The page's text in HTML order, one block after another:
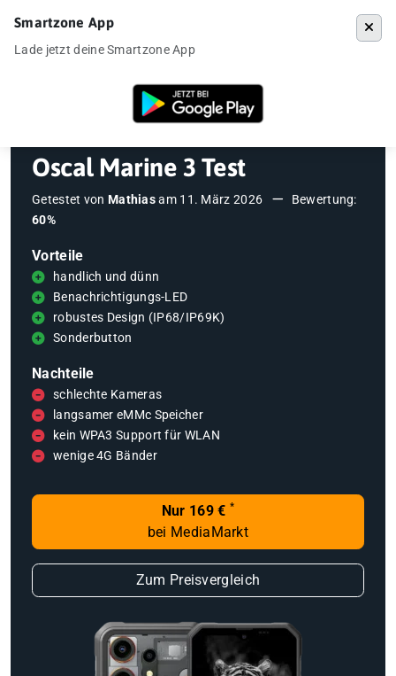
Testberichte Oscal Marine 3 Test
Oscal Marine 3 Test
Getestet von Mathiasam 11. März 2026
Bewertung:
60%
Vorteile
handlich und dünn
Benachrichtigungs-LED
robustes Design (IP68/IP69K)
Sonderbutton
Nachteile
schlechte Kameras
langsamer eMMc Speicher
kein WPA3 Support für WLAN
wenige 4G Bänder
Nur 169 € *
bei MediaMarkt
Zum Preisvergleich
Smartzone App
Lade jetzt deine Smartzone App